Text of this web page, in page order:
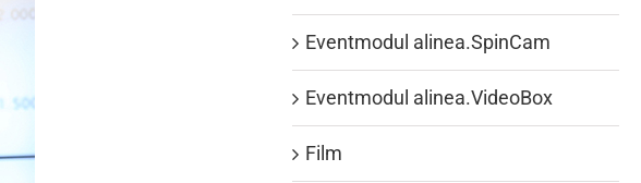
Eventmodul alinea.SpinCam
Eventmodul alinea.VideoBox
Film